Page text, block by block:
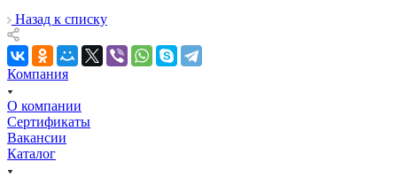
Назад к списку
Компания
О компании
Сертификаты
Вакансии
Каталог